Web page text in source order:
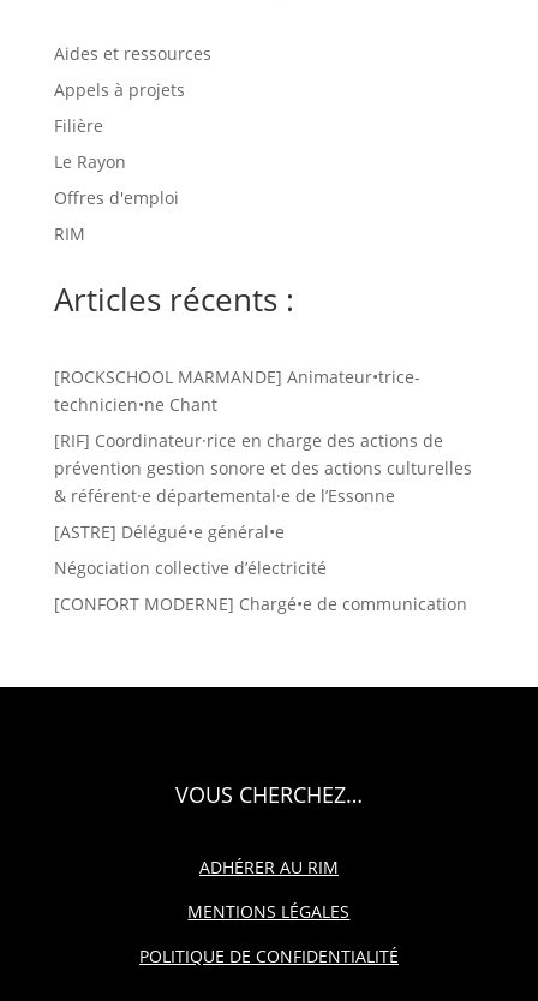
Aides et ressources
Appels à projets
Filière
Le Rayon
Offres d'emploi
RIM
Articles récents :
[ROCKSCHOOL MARMANDE] Animateur•trice-
technicien•ne Chant
[RIF] Coordinateur·rice en charge des actions de
prévention gestion sonore et des actions culturelles
& référent·e départemental·e de l’Essonne
[ASTRE] Délégué•e général•e
Négociation collective d’électricité
[CONFORT MODERNE] Chargé•e de communication
VOUS CHERCHEZ…
ADHÉRER AU RIM
MENTIONS LÉGALES
POLITIQUE DE CONFIDENTIALITÉ